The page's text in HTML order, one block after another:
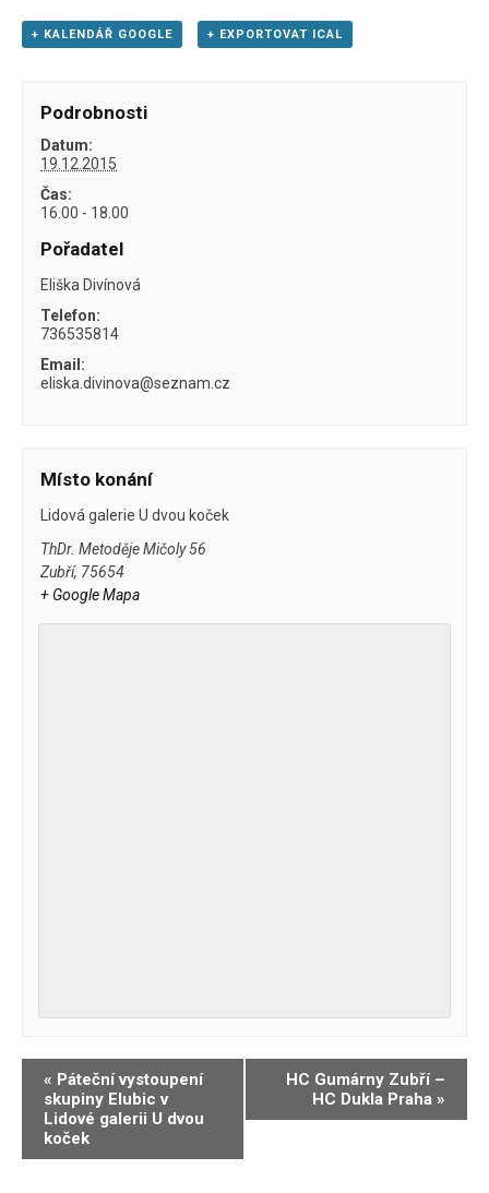
+ KALENDÁŘ GOOGLE + EXPORTOVAT ICAL
Podrobnosti
Datum:
19.12.2015
Čas:
16.00 - 18.00
Pořadatel
Eliška Divínová
Telefon:
736535814
Email:
eliska.divinova@seznam.cz
Místo konání
Lidová galerie U dvou koček
ThDr. Metoděje Mičoly 56
Zubří, 75654
+ Google Mapa
Navigace
pro
Akce
« Páteční vystoupení
skupiny Elubic v
Lidové galerii U dvou
koček
HC Gumárny Zubří –
HC Dukla Praha »